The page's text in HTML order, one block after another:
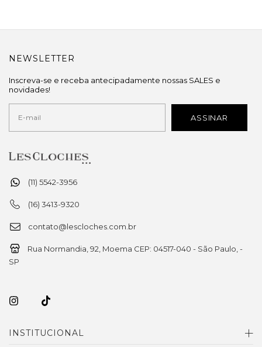
(11) 5542-3956
(16) 3413-9320
contato@lescloches.com.br
Rua Normandia, 92, Moema CEP: 04517-040 - São Paulo, -
SP
INSTITUCIONAL
NEWSLETTER
Inscreva-se e receba antecipadamente nossas SALES e
novidades!